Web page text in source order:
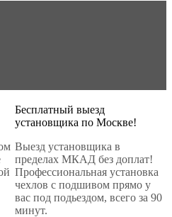
Бесплатный выезд
установщика по Москве!
Выезд установщика в
пределах МКАД без доплат!
Профессиональная установка
чехлов с подшивом прямо у
вас под подьездом, всего за 90
минут.